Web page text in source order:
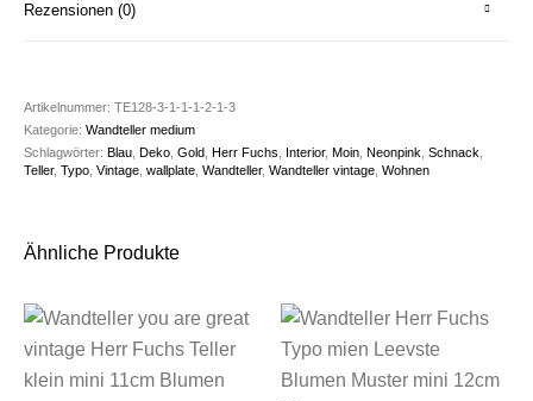
Rezensionen (0)
Artikelnummer:TE128-3-1-1-1-2-1-3
Kategorie:Wandteller medium
Schlagwörter:Blau ,Deko ,Gold ,Herr Fuchs Interior,Moin ,Neonpink ,Schnack
Teller,Typo ,Vintage ,wallplate ,Wandteller,Wandteller vintage ,Wohnen
Ähnliche Produkte